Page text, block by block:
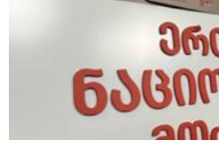
კატეგორიის ყველა